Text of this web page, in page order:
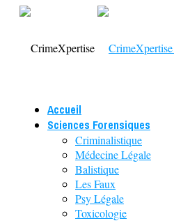
Accueil
Sciences Forensiques
Criminalistique
Médecine Légale
Balistique
Les Faux
Psy Légale
Toxicologie